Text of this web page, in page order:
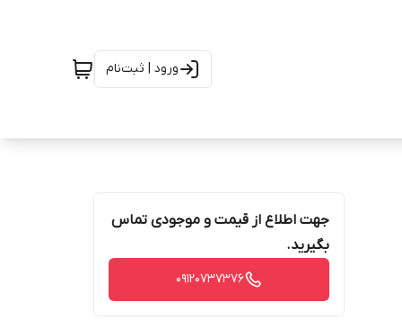
ورود | ثبت‌نام
جهت اطلاع از قیمت و موجودی تماس
بگیرید.
09120737376